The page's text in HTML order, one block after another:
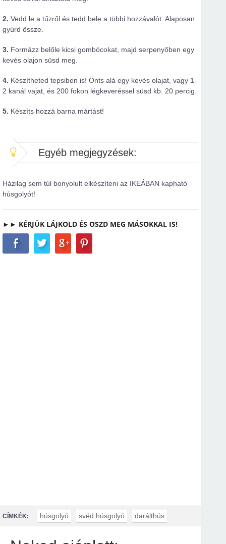
2. Vedd le a tűzről és tedd bele a többi hozzávalót. Alaposan
gyúrd össze.
3. Formázz belőle kicsi gombócokat, majd serpenyőben egy
kevés olajon süsd meg.
4. Készítheted tepsiben is! Önts alá egy kevés olajat, vagy 1-
2 kanál vajat, és 200 fokon légkeveréssel süsd kb. 20 percig.
5. Készíts hozzá barna mártást!
Egyéb megjegyzések:
Házilag sem túl bonyolult elkészíteni az IKEÁBAN kapható
húsgolyót!
►► KÉRJÜK LÁJKOLD ÉS OSZD MEG MÁSOKKAL IS!
CÍMKÉK: húsgolyó svéd húsgolyó darálthús